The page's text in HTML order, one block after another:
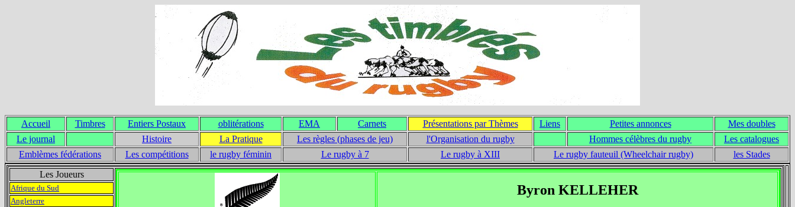
Accueil Timbres Entiers Postaux oblitérations EMA Carnets Présentations par Thèmes Liens Petites annonces
Mes doubles
Le journal
Histoire La Pratique Les règles (phases de jeu) l'Organisation du rugby Hommes célèbres du rugby
Les catalogues
Emblèmes fédérations
Les compétitions le rugby féminin Le rugby à 7 Le rugby à XIII Le rugby fauteuil (Wheelchair rugby)
les Stades
Les Joueurs
Byron KELLEHER
Afrique du Sud
Angleterre